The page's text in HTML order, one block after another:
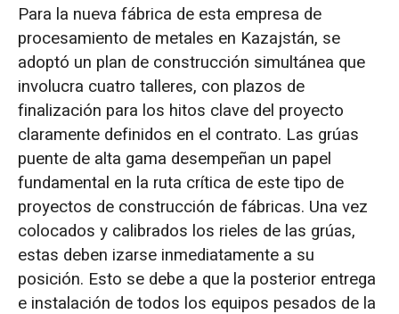
Para la nueva fábrica de esta empresa de
procesamiento de metales en Kazajstán, se
adoptó un plan de construcción simultánea que
involucra cuatro talleres, con plazos de
finalización para los hitos clave del proyecto
claramente definidos en el contrato. Las grúas
puente de alta gama desempeñan un papel
fundamental en la ruta crítica de este tipo de
proyectos de construcción de fábricas. Una vez
colocados y calibrados los rieles de las grúas,
estas deben izarse inmediatamente a su
posición. Esto se debe a que la posterior entrega
e instalación de todos los equipos pesados de la